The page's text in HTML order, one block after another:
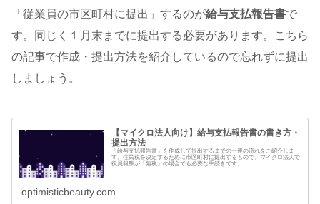
「従業員の市区町村に提出」するのが給与支払報告書で
す。同じく１月末までに提出する必要があります。こちら
の記事で作成・提出方法を紹介しているので忘れずに提出
しましょう。
【マイクロ法人向け】給与支払報告書の書き方・
提出方法
「給与支払報告書」を作成して提出するまでの一連の流れをご紹介しま
す。住民税を決定するために市区町村に提出するもので、マイクロ法人で
役員報酬が「無税」の場合でも必要な手続きです。
optimisticbeauty.com